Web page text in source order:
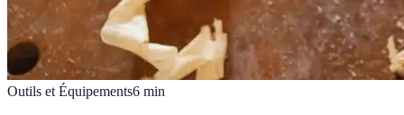
Outils et Équipements6 min